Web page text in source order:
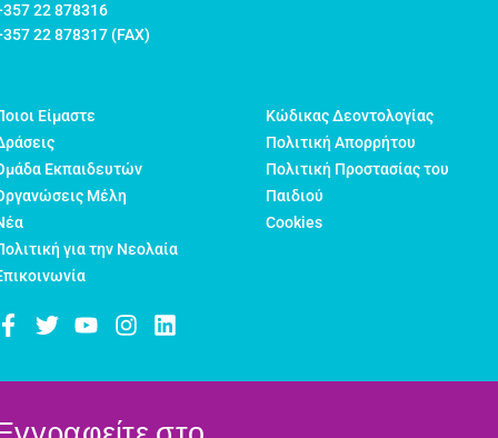
22 878316
22 878317 (FAX)
Είμαστε
Εκπαιδευτών
Μέλη
για την Νεολαία
Κώδικας Δεοντολογίας
Πολιτική Απορρήτου
Πολιτική Προστασίας του
Παιδιού
Cookies